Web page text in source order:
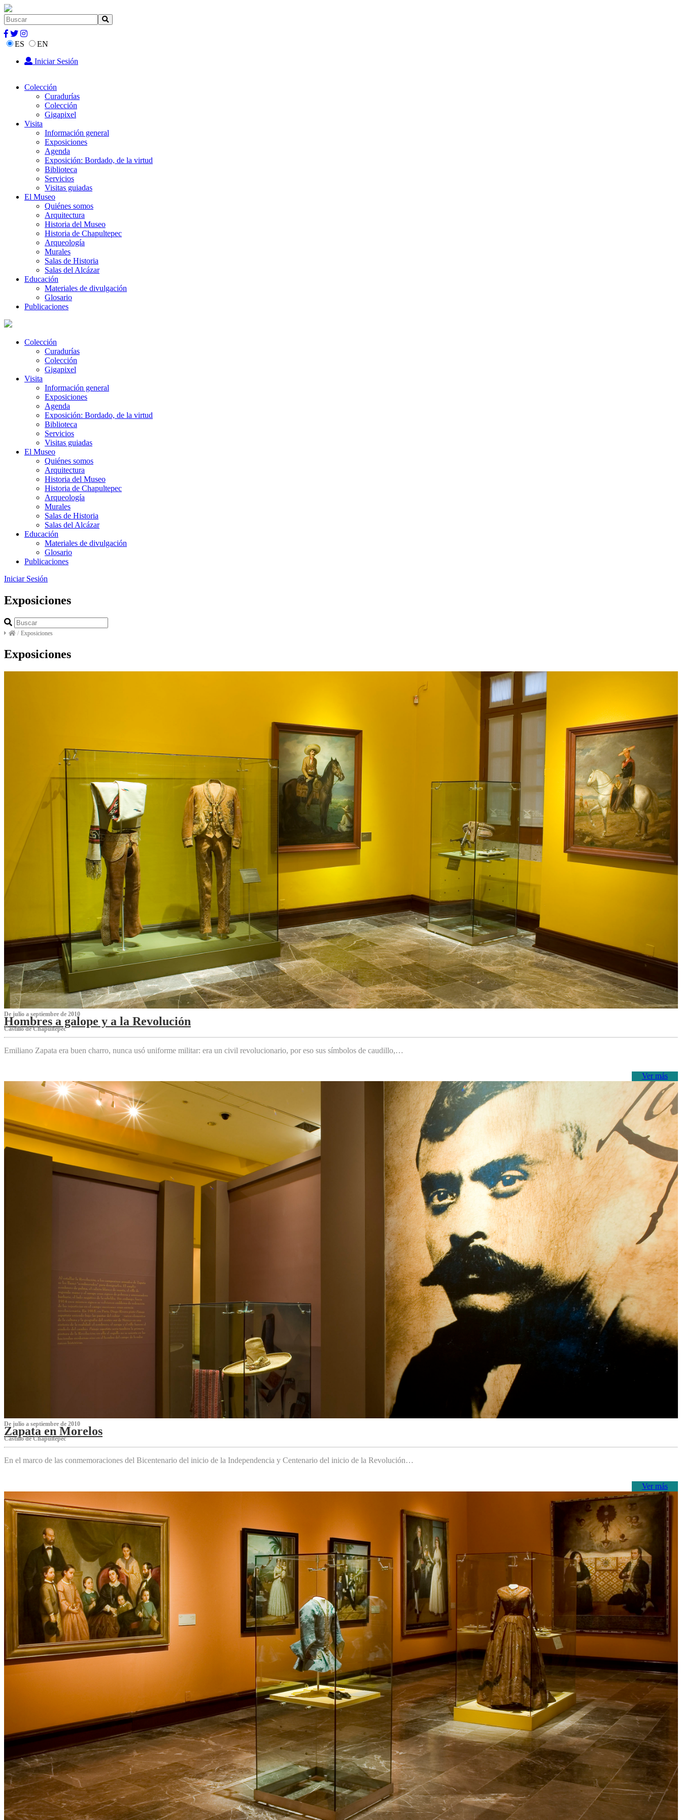
ES
EN
Iniciar Sesión
Colección
Curadurías
Colección
Gigapixel
Visita
Información general
Exposiciones
Agenda
Exposición: Bordado, de la virtud
Biblioteca
Servicios
Visitas guiadas
El Museo
Quiénes somos
Arquitectura
Historia del Museo
Historia de Chapultepec
Arqueología
Murales
Salas de Historia
Salas del Alcázar
Educación
Materiales de divulgación
Glosario
Publicaciones
Colección
Curadurías
Colección
Gigapixel
Visita
Información general
Exposiciones
Agenda
Exposición: Bordado, de la virtud
Biblioteca
Servicios
Visitas guiadas
El Museo
Quiénes somos
Arquitectura
Historia del Museo
Historia de Chapultepec
Arqueología
Murales
Salas de Historia
Salas del Alcázar
Educación
Materiales de divulgación
Glosario
Publicaciones
Iniciar Sesión
Exposiciones
/ Exposiciones
Exposiciones
De julio a septiembre de 2010
Hombres a galope y a la Revolución
Castillo de Chapultepec
Emiliano Zapata era buen charro, nunca usó uniforme militar: era un civil revolucionario, por eso sus símbolos de caudillo,…
Ver más
De julio a septiembre de 2010
Zapata en Morelos
Castillo de Chapultepec
En el marco de las conmemoraciones del Bicentenario del inicio de la Independencia y Centenario del inicio de la Revolución…
Ver más